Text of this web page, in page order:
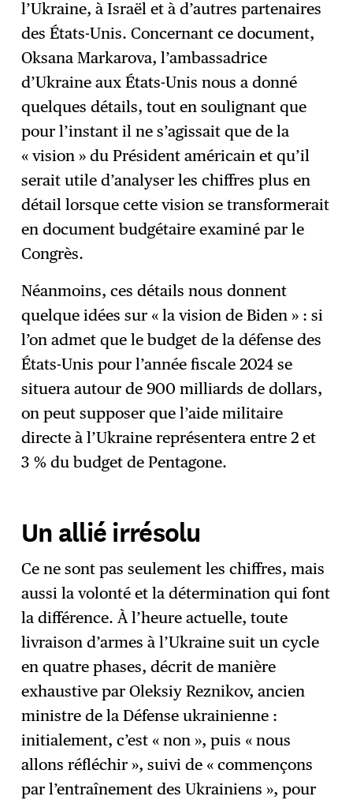
l’Ukraine, à Israël et à d’autres partenaires
des États-Unis. Concernant ce document,
Oksana Markarova, l’ambassadrice
d’Ukraine aux États-Unis nous a donné
quelques détails, tout en soulignant que
pour l’instant il ne s’agissait que de la
« vision » du Président américain et qu’il
serait utile d’analyser les chiffres plus en
détail lorsque cette vision se transformerait
en document budgétaire examiné par le
Congrès.
Néanmoins, ces détails nous donnent
quelque idées sur « la vision de Biden » : si
l’on admet que le budget de la défense des
États-Unis pour l’année fiscale 2024 se
situera autour de 900 milliards de dollars,
on peut supposer que l’aide militaire
directe à l’Ukraine représentera entre 2 et
3 % du budget de Pentagone.
Un allié irrésolu
Ce ne sont pas seulement les chiffres, mais
aussi la volonté et la détermination qui font
la différence. À l’heure actuelle, toute
livraison d’armes à l’Ukraine suit un cycle
en quatre phases, décrit de manière
exhaustive par Oleksiy Reznikov, ancien
ministre de la Défense ukrainienne :
initialement, c’est « non », puis « nous
allons réfléchir », suivi de « commençons
par l’entraînement des Ukrainiens », pour